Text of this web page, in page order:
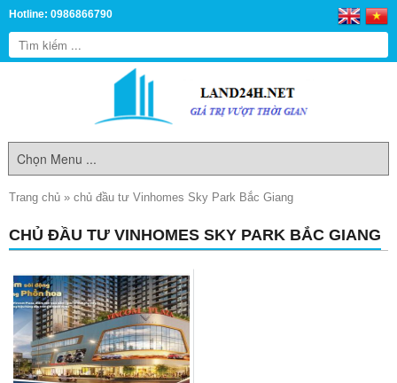
Hotline: 0986866790
Trang chủ » chủ đầu tư Vinhomes Sky Park Bắc Giang
CHỦ ĐẦU TƯ VINHOMES SKY PARK BẮC GIANG